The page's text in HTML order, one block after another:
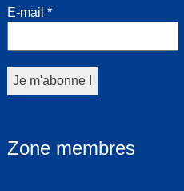
E-mail *
Zone membres